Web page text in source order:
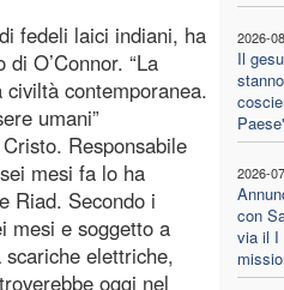
2026-
Il
2026-
con
via il I
fedeli laici indiani, ha
O’Connor. “La
contemporanea.
umani”
Responsabile
mesi fa lo ha
Riad. Secondo i
mesi e soggetto a
elettriche,
oggi nel